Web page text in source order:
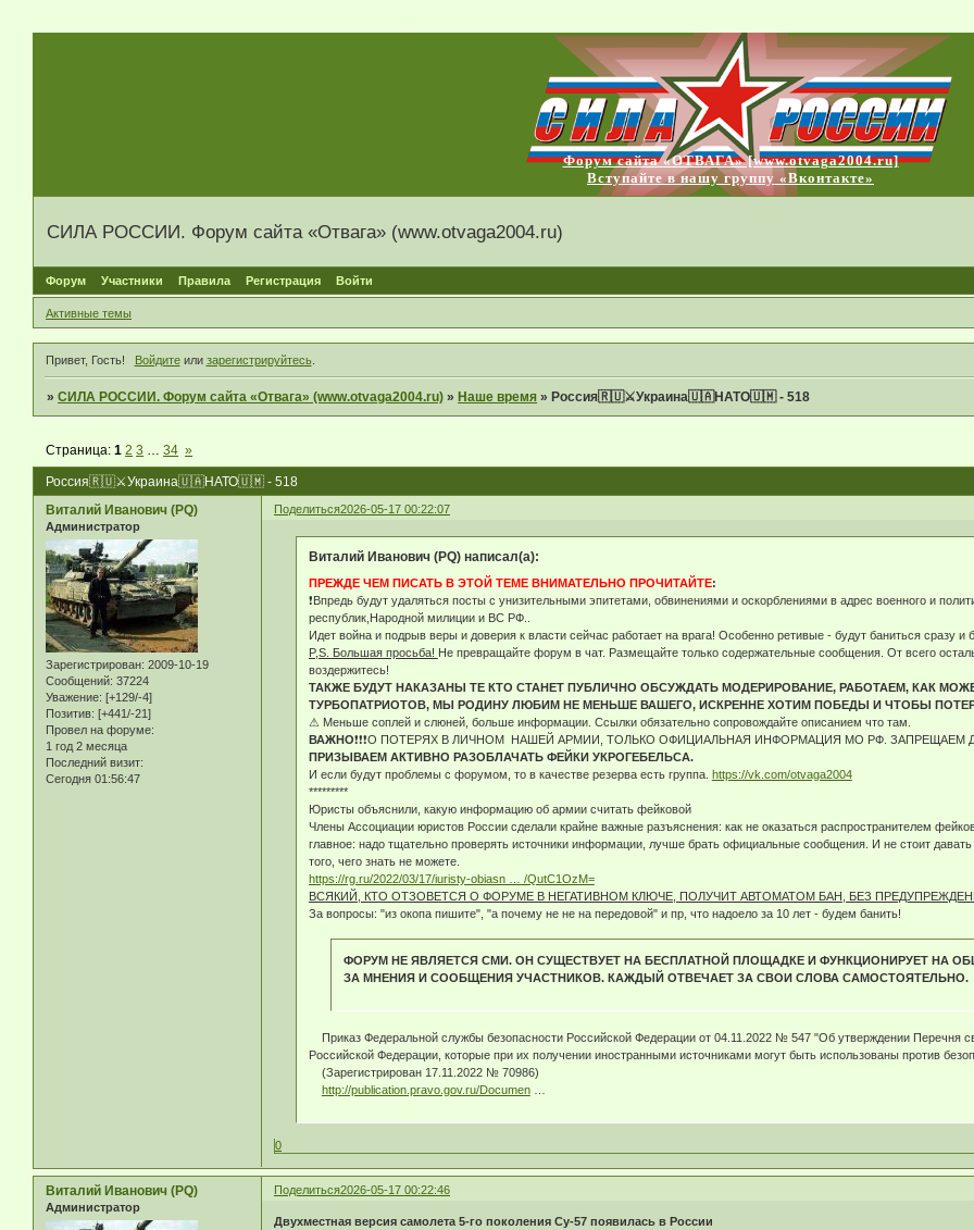
Форум сайта «ОТВАГА» [www.otvaga2004.ru]
Вступайте в нашу группу «Вконтакте»
СИЛА РОССИИ. Форум сайта «Отвага» (www.otvaga2004.ru)
Форум Участники Правила Регистрация Войти
Активные темы
Привет, Гость! Войдитеили зарегистрируйтесь.
»СИЛА РОССИИ. Форум сайта «Отвага» (www.otvaga2004.ru) » Наше время » Россия🇷🇺⚔Украина🇺🇦НАТО🇺🇲 - 518
Россия🇷🇺⚔Украина🇺🇦НАТО🇺🇲 - 518
Страница:1 2 3 34 »
Поделиться2026-05-17 00:22:07
Виталий Иванович (PQ)
Администратор
Зарегистрирован: 2009-10-19
Сообщений: 37224
Уважение: [+129/-4]
Позитив: [+441/-21]
Провел на форуме:
1 год 2 месяца
Последний визит:
Сегодня 01:56:47
Виталий Иванович (PQ) написал(а):
ПРЕЖДЕ ЧЕМ ПИСАТЬ В ЭТОЙ ТЕМЕ ВНИМАТЕЛЬНО ПРОЧИТАЙТЕ:
❗Впредь будут удаляться посты с унизительными эпитетами, обвинениями и оскорблениями в адрес военного и
республик,Народной милиции и ВС РФ..
Идет война и подрыв веры и доверия к власти сейчас работает на врага! Особенно ретивые - будут баниться сразу
P,S. Большая просьба! Не превращайте форум в чат. Размещайте только содержательные сообщения. От всего
воздержитесь!
ТАКЖЕ БУДУТ НАКАЗАНЫ ТЕ КТО СТАНЕТ ПУБЛИЧНО ОБСУЖДАТЬ МОДЕРИРОВАНИЕ, РАБОТАЕМ, КАК
ТУРБОПАТРИОТОВ, МЫ РОДИНУ ЛЮБИМ НЕ МЕНЬШЕ ВАШЕГО, ИСКРЕННЕ ХОТИМ ПОБЕДЫ И ЧТОБЫ
⚠ Меньше соплей и слюней, больше информации. Ссылки обязательно сопровождайте описанием что там.
ВАЖНО❗❗❗О ПОТЕРЯХ В ЛИЧНОМ НАШЕЙ АРМИИ, ТОЛЬКО ОФИЦИАЛЬНАЯ ИНФОРМАЦИЯ МО РФ.
ПРИЗЫВАЕМ АКТИВНО РАЗОБЛАЧАТЬ ФЕЙКИ УКРОГЕБЕЛЬСА.
И если будут проблемы с форумом, то в качестве резерва есть группа. https://vk.com/otvaga2004
*********
Юристы объяснили, какую информацию об армии считать фейковой
Члены Ассоциации юристов России сделали крайне важные разъяснения: как не оказаться распространителем
главное: надо тщательно проверять источники информации, лучше брать официальные сообщения. И не стоит
того, чего знать не можете.
https://rg.ru/2022/03/17/iuristy-obiasn … /QutC1OzM=
ВСЯКИЙ, КТО ОТЗОВЕТСЯ О ФОРУМЕ В НЕГАТИВНОМ КЛЮЧЕ, ПОЛУЧИТ АВТОМАТОМ БАН, БЕЗ
За вопросы: "из окопа пишите", "а почему не не на передовой" и пр, что надоело за 10 лет - будем банить!
ФОРУМ НЕ ЯВЛЯЕТСЯ СМИ. ОН СУЩЕСТВУЕТ НА БЕСПЛАТНОЙ ПЛОЩАДКЕ И ФУНКЦИОНИРУЕТ НА
ЗА МНЕНИЯ И СООБЩЕНИЯ УЧАСТНИКОВ. КАЖДЫЙ ОТВЕЧАЕТ ЗА СВОИ СЛОВА САМОСТОЯТЕЛЬНО.
Приказ Федеральной службы безопасности Российской Федерации от 04.11.2022 № 547 "Об утверждении Перечня
Российской Федерации, которые при их получении иностранными источниками могут быть использованы против
(Зарегистрирован 17.11.2022 № 70986)
http://publication.pravo.gov.ru/Documen…
0
Поделиться2026-05-17 00:22:46
Виталий Иванович (PQ)
Администратор
Двухместная версия самолета 5-го поколения Су-57 появилась в России